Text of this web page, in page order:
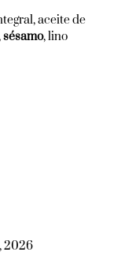
aceite de
sésamo, lino
2026